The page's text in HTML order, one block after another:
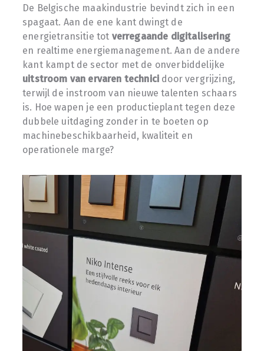
De Belgische maakindustrie bevindt zich in een
spagaat. Aan de ene kant dwingt de
energietransitie tot verregaande digitalisering
en realtime energiemanagement. Aan de andere
kant kampt de sector met de onverbiddelijke
uitstroom van ervaren technici door vergrijzing,
terwijl de instroom van nieuwe talenten schaars
is. Hoe wapen je een productieplant tegen deze
dubbele uitdaging zonder in te boeten op
machinebeschikbaarheid, kwaliteit en
operationele marge?